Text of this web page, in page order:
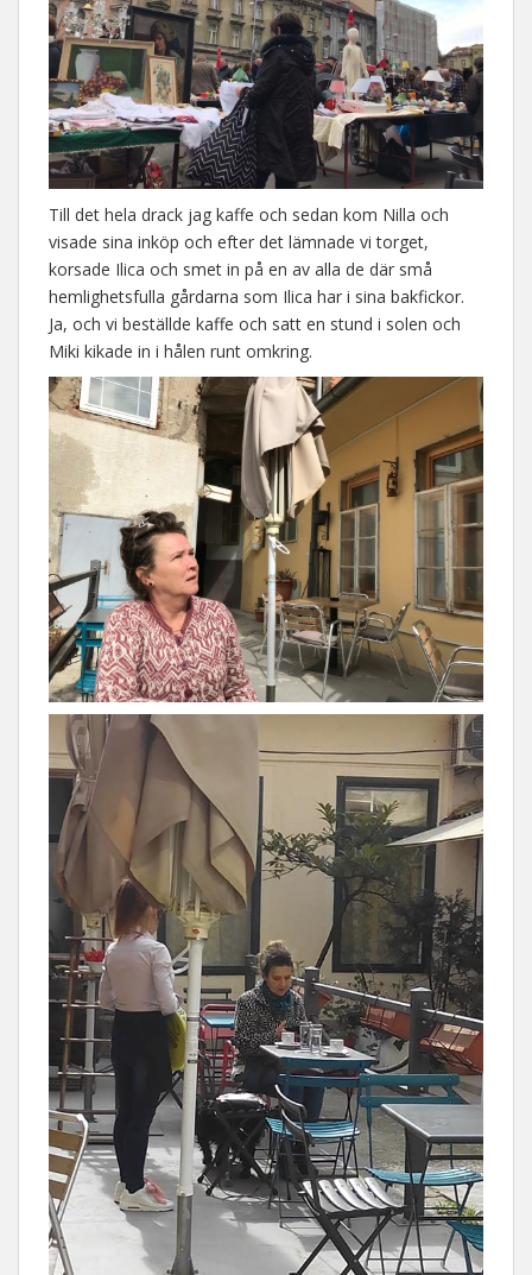
Till det hela drack jag kaffe och sedan kom Nilla och
visade sina inköp och efter det lämnade vi torget,
korsade Ilica och smet in på en av alla de där små
hemlighetsfulla gårdarna som Ilica har i sina bakfickor.
Ja, och vi beställde kaffe och satt en stund i solen och
Miki kikade in i hålen runt omkring.